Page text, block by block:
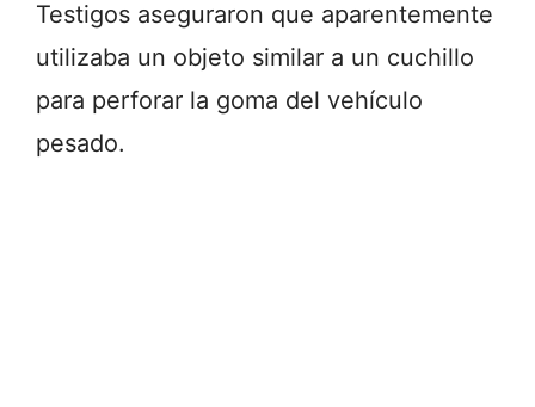
Testigos aseguraron que aparentemente
utilizaba un objeto similar a un cuchillo
para perforar la goma del vehículo
pesado.